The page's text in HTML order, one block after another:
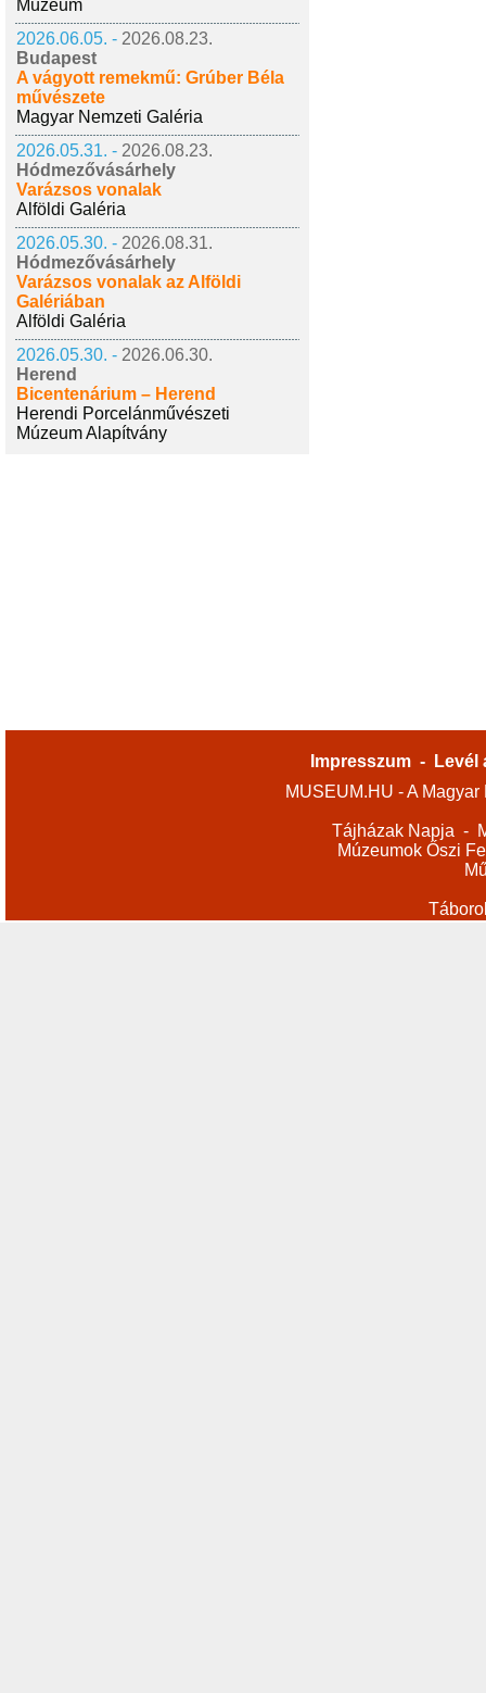
Múzeum
2026.06.05. - 2026.08.23.
Budapest
A vágyott remekmű: Grúber Béla
művészete
Magyar Nemzeti Galéria
2026.05.31. - 2026.08.23.
Hódmezővásárhely
Varázsos vonalak
Alföldi Galéria
2026.05.30. - 2026.08.31.
Hódmezővásárhely
Varázsos vonalak az Alföldi
Galériában
Alföldi Galéria
2026.05.30. - 2026.06.30.
Herend
Bicentenárium – Herend
Herendi Porcelánművészeti
Múzeum Alapítvány
Impresszum -
Levél
MUSEUM.HU - A
Tájházak Napja -
Múzeumok Őszi